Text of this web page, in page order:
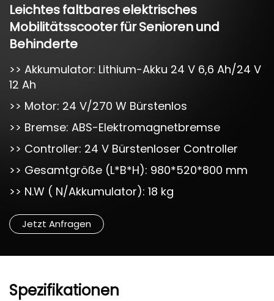
Leichtesfaltbareselektrisches
MobilitätsscooterfürSeniorenund
Behinderte
>> Akkumulator: Lithium-Akku 24 V 6,6 Ah/24 V
12 Ah
>> Motor: 24 V/270 W Bürstenlos
>> Bremse: ABS-Elektromagnetbremse
>> Controller: 24 V Bürstenloser Controller
>> Gesamtgröße (L*B*H): 980*520*800 mm
>> N.W ( N/Akkumulator): 18 kg
Jetzt Anfragen
Spezifikationen